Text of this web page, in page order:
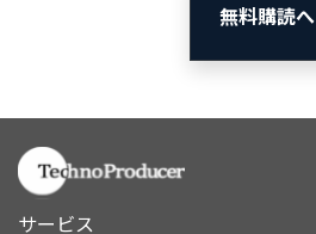
無料購読へ
サービス